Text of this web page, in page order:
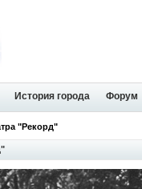
История города Форум
"Рекорд"